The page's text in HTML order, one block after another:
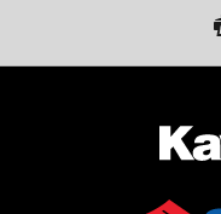
AUKTORISERAD